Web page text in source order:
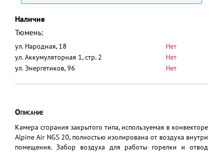
Наличие
Тюмень:
ул. Народная, 18
Нет
ул. Аккумуляторная 1, стр. 2
Нет
ул. Энергетиков, 96
Нет
Описание
Камера сгорания закрытого типа, используемая в конвекторе
Alpine Air NGS 20, полностью изолирована от воздуха внутри
помещения. Забор воздуха для работы горелки и отвод